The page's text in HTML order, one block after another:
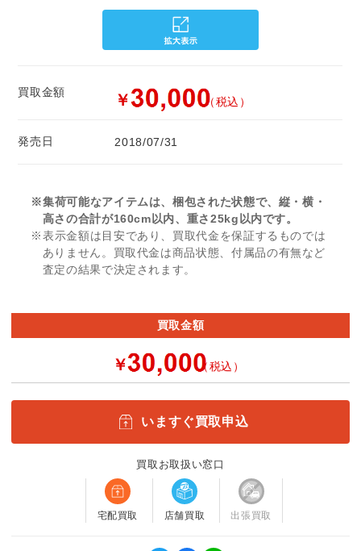
買取金額 ￥ （税込）
発売日 2018/07/31
※集荷可能なアイテムは、梱包された状態で、縦・横・
高さの合計が160cm以内、重さ25kg以内です。
※表示金額は目安であり、買取代金を保証するものでは
ありません。買取代金は商品状態、付属品の有無など
査定の結果で決定されます。
買取金額
￥ （税込）
いますぐ買取申込
買取お取扱い窓口
宅配買取 店舗買取 出張買取